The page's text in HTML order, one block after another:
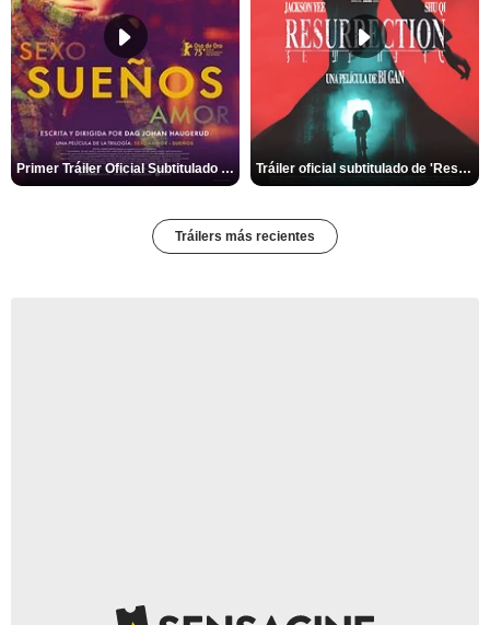
Primer Tráiler Oficial Subtitulado de 'Sueños (Sexo - Amor)' Tráiler oficial subtitulado de 'Resurrection'
Tráilers más recientes